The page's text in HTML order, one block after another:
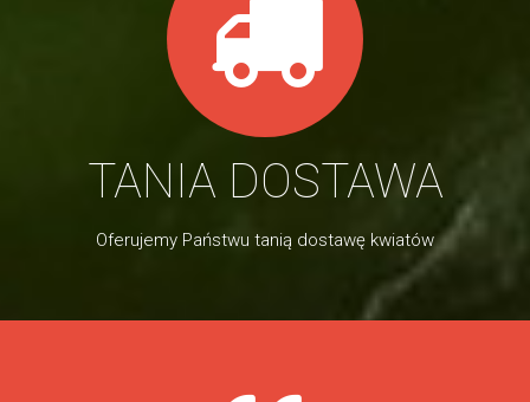
TANIA DOSTAWA
Oferujemy Państwu tanią dostawę kwiatów